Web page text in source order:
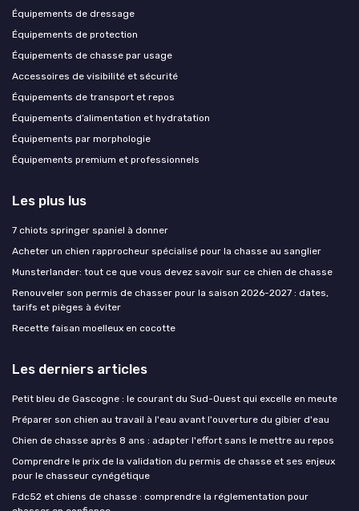
Équipements de dressage
Équipements de protection
Équipements de chasse par usage
Accessoires de visibilité et sécurité
Équipements de transport et repos
Équipements d’alimentation et hydratation
Équipements par morphologie
Équipements premium et professionnels
Les plus lus
7 chiots springer spaniel à donner
Acheter un chien rapprocheur spécialisé pour la chasse au sanglier
Munsterlander: tout ce que vous devez savoir sur ce chien de chasse
Renouveler son permis de chasser pour la saison 2026-2027 : dates,
tarifs et pièges à éviter
Recette faisan moelleux en cocotte
Les derniers articles
Petit bleu de Gascogne : le courant du Sud-Ouest qui excelle en meute
Préparer son chien au travail à l'eau avant l'ouverture du gibier d'eau
Chien de chasse après 8 ans : adapter l'effort sans le mettre au repos
Comprendre le prix de la validation du permis de chasse et ses enjeux
pour le chasseur cynégétique
Fdc52 et chiens de chasse : comprendre la réglementation pour